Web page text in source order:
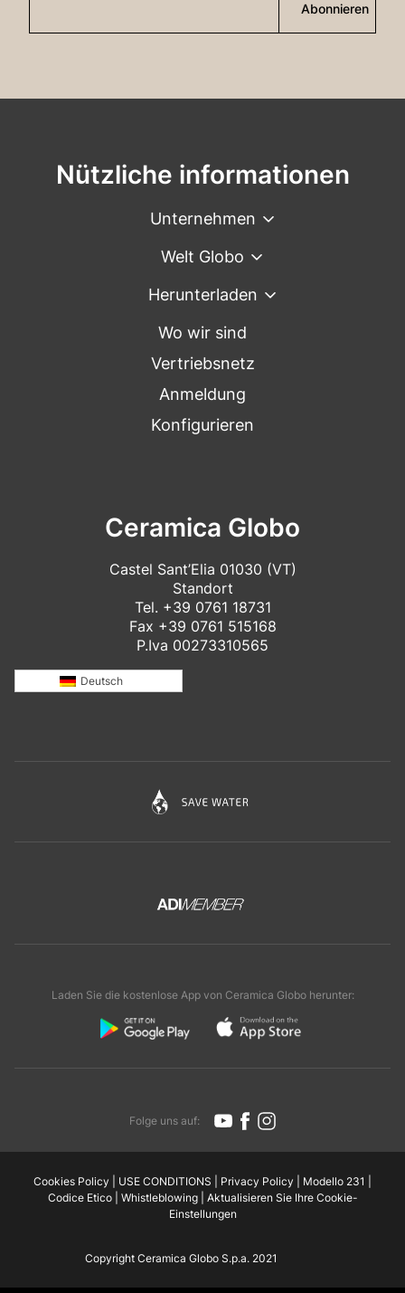
Abonnieren
Nützliche informationen
Unternehmen
Welt Globo
Herunterladen
Wo wir sind
Vertriebsnetz
Anmeldung
Konfigurieren
Ceramica Globo
Castel Sant’Elia 01030 (VT)
Standort
Tel. +39 0761 18731
Fax +39 0761 515168
P.Iva 00273310565
Deutsch
Laden Sie die kostenlose App von Ceramica Globo herunter:
Folge uns auf:
Cookies Policy USE CONDITIONS Privacy Policy Modello 231
Codice Etico| Whistleblowing| Aktualisieren Sie Ihre Cookie-
Einstellungen
Copyright Ceramica Globo S.p.a. 2021